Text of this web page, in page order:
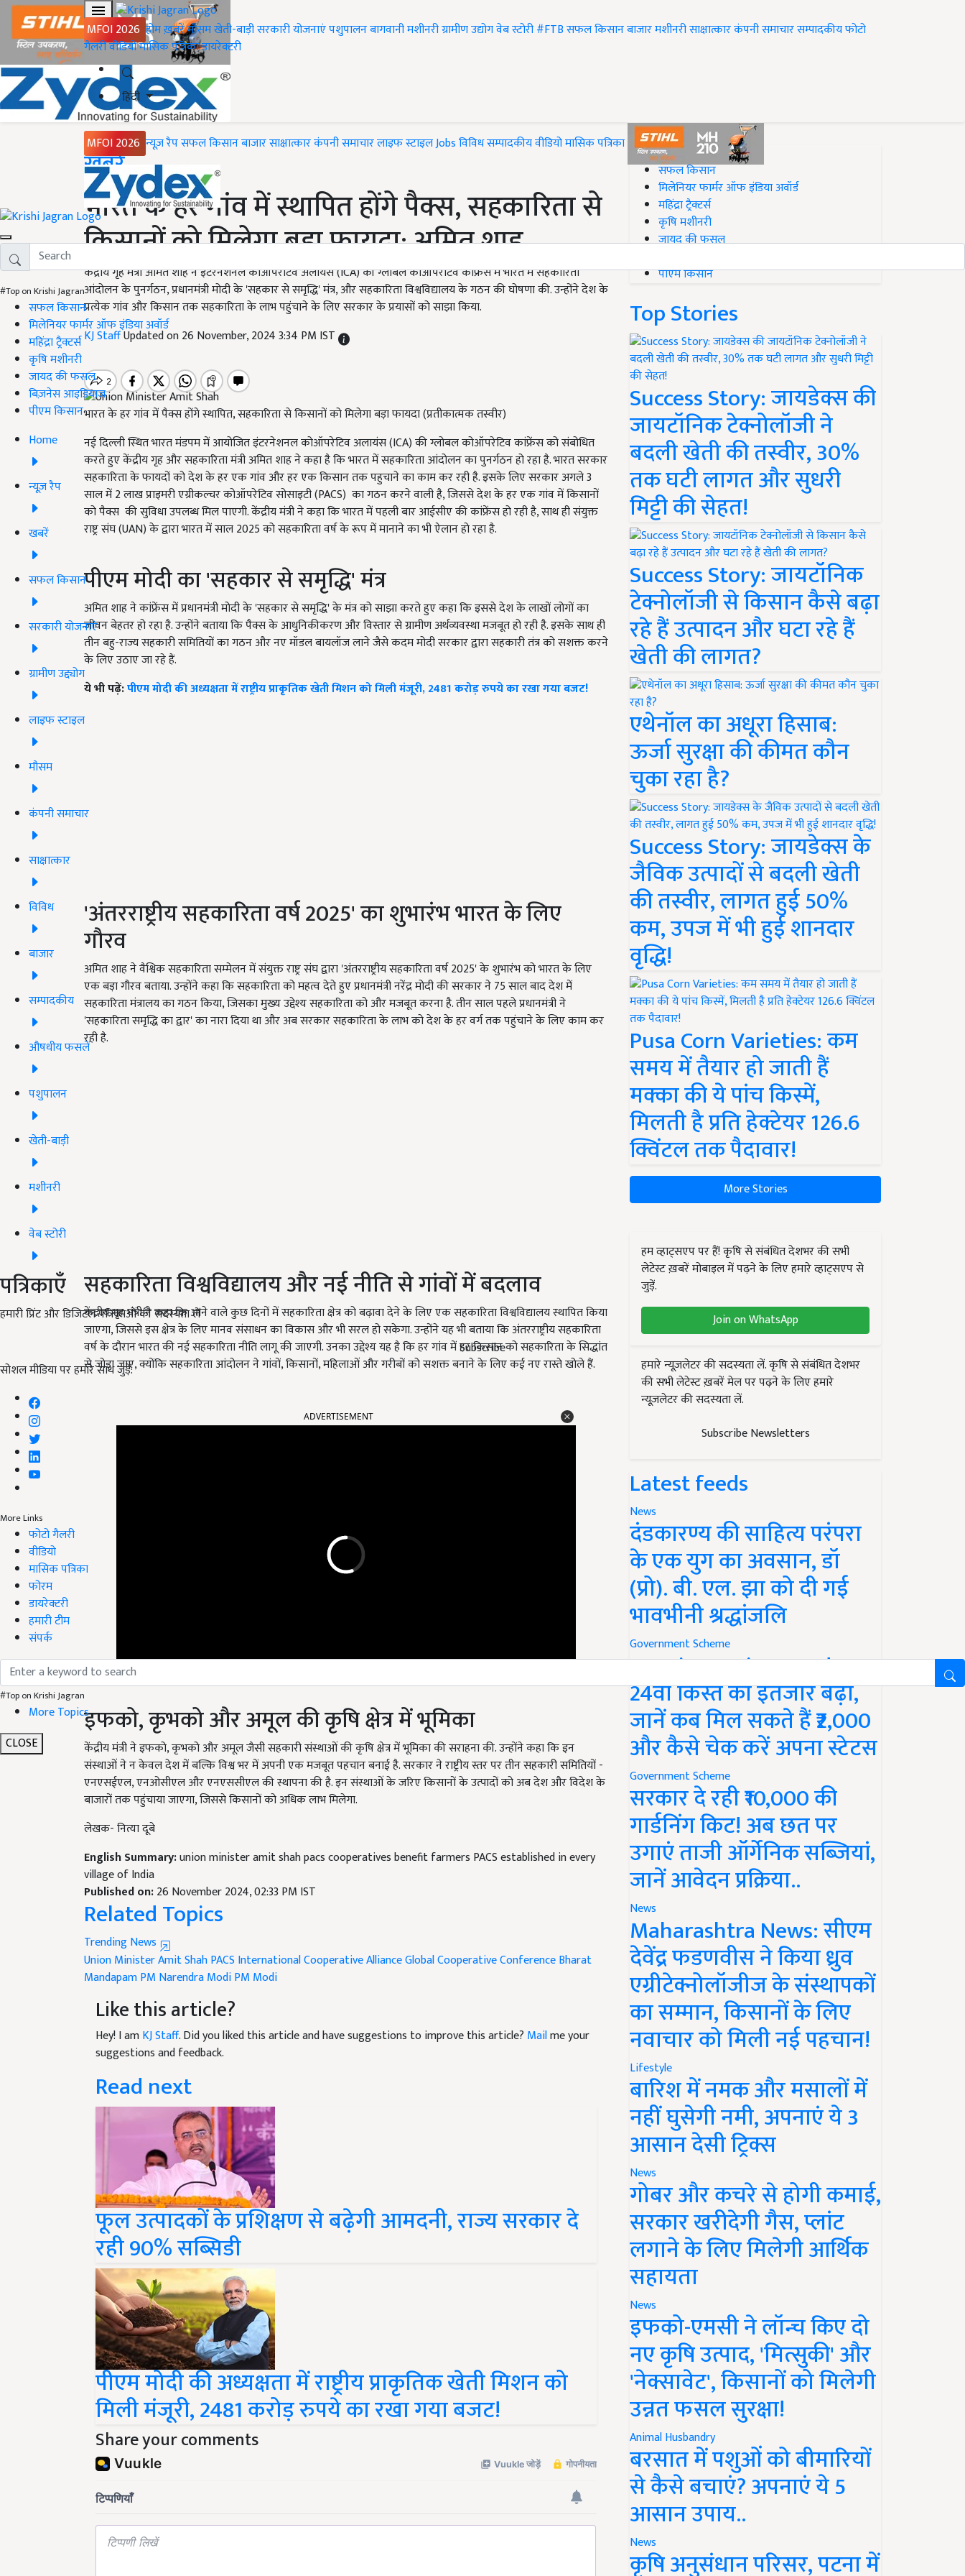
MFOI 2026 होमख़बरेंमौसमखेती-बाड़ीसरकारी योजनाएंपशुपालनबागवानीमशीनरीग्रामीण उद्योगवेब स्टोरी#FTBसफल किसानबाजारमशीनरीसाक्षात्कारकंपनी समाचारसम्पादकीयफोटो
गैलरीवीडियोमासिक पत्रिकाडायरेक्टरी
हिंदी
MFOI 2026 न्यूज़ रैपसफल किसानबाजारसाक्षात्कारकंपनी समाचारलाइफ स्टाइलJobsविविधसम्पादकीयवीडियोमासिक पत्रिका
#Top on Krishi Jagran
सफल किसान
मिलेनियर फार्मर ऑफ इंडिया अवॉर्ड
महिंद्रा ट्रैक्टर्स
कृषि मशीनरी
जायद की फसल
बिज़नेस आइडियाज
पीएम किसान
Home
न्यूज़ रैप
खबरें
सफल किसान
सरकारी योजनाएं
ग्रामीण उद्द्योग
लाइफ स्टाइल
मौसम
कंपनी समाचार
साक्षात्कार
विविध
बाजार
सम्पादकीय
औषधीय फसलें
पशुपालन
खेती-बाड़ी
मशीनरी
वेब स्टोरी
पत्रिकाएँ
हमारी प्रिंट और डिजिटल पत्रिकाओं की सदस्यता लें
Subscribe
सोशल मीडिया पर हमारे साथ जुड़ें:
More Links
फोटो गैलरी
वीडियो
मासिक पत्रिका
फोरम
डायरेक्टरी
हमारी टीम
संपर्क
#Top on Krishi Jagran
More Topics
CLOSE
Home
ख़बरें
भारत के हर गांव में स्थापित होंगे पैक्स, सहकारिता से
किसानों को मिलेगा बड़ा फायदा: अमित शाह
केंद्रीय गृह मंत्री अमित शाह ने इंटरनेशनल कोऑपरेटिव अलायंस (ICA) की ग्लोबल कोऑपरेटिव कांफ्रेंस में भारत में सहकारिता
आंदोलन के पुनर्गठन, प्रधानमंत्री मोदी के 'सहकार से समृद्धि' मंत्र, और सहकारिता विश्वविद्यालय के गठन की घोषणा की. उन्होंने देश के
प्रत्येक गांव और किसान तक सहकारिता के लाभ पहुंचाने के लिए सरकार के प्रयासों को साझा किया.
KJ StaffUpdated on 26 November, 2024 3:34 PM IST
भारत के हर गांव में पैक्स होंगे स्थापित, सहकारिता से किसानों को मिलेगा बड़ा फायदा (प्रतीकात्मक तस्वीर)
नई दिल्ली स्थ‍ित भारत मंडपम में आयोज‍ित इंटरनेशनल कोऑपरेटिव अलायंस (ICA) की ग्लोबल कोऑपरेटिव कांफ्रेंस को संबोधित
करते हुए केंद्रीय गृह और सहकारिता मंत्री अमित शाह ने कहा है कि भारत में सहकारिता आंदोलन का पुनर्गठन हो रहा है. भारत सरकार
सहकारिता के फायदों को देश के हर एक गांव और हर एक किसान तक पहुचाने का काम कर रही है. इसके लिए सरकार अगले 3
साल में 2 लाख प्राइमरी एग्रीकल्चर कोऑपरेटिव सोसाइटी (PACS) का गठन करने वाली है, जिससे देश के हर एक गांव में किसानों
को पैक्स की सुविधा उपलब्ध मिल पाएगी. केंद्रीय मंत्री ने कहा कि भारत में पहली बार आईसीए की कांफ्रेंस हो रही है, साथ ही संयुक्त
राष्ट्र संघ (UAN) के द्वारा भारत में साल 2025 को सहकारिता वर्ष के रूप में मानाने का भी ऐलान हो रहा है.
पीएम मोदी का 'सहकार से समृद्धि' मंत्र
अमित शाह ने कांफ्रेंस में प्रधानमंत्री मोदी के 'सहकार से समृद्धि' के मंत्र को साझा करते हुए कहा कि इससे देश के लाखों लोगों का
जीवन बेहतर हो रहा है. उन्होंने बताया कि पैक्स के आधुनिकीकरण और विस्तार से ग्रामीण अर्थव्यवस्था मजबूत हो रही है. इसके साथ ही
तीन बहु-राज्य सहकारी समितियों का गठन और नए मॉडल बायलॉज लाने जैसे कदम मोदी सरकार द्वारा सहकारी तंत्र को सशक्त करने
के लिए उठाए जा रहे हैं.
ये भी पढ़ें:पीएम मोदी की अध्यक्षता में राष्ट्रीय प्राकृतिक खेती मिशन को मिली मंजूरी, 2481 करोड़ रुपये का रखा गया बजट!
'अंतरराष्ट्रीय सहकारिता वर्ष 2025' का शुभारंभ भारत के लिए
गौरव
अमित शाह ने वैश्विक सहकारिता सम्मेलन में संयुक्त राष्ट्र संघ द्वारा 'अंतरराष्ट्रीय सहकारिता वर्ष 2025' के शुभारंभ को भारत के लिए
एक बड़ा गौरव बताया. उन्होंने कहा कि सहकारिता को महत्व देते हुए प्रधानमंत्री नरेंद्र मोदी की सरकार ने 75 साल बाद देश में
सहकारिता मंत्रालय का गठन किया, जिसका मुख्य उद्देश्य सहकारिता को और मजबूत करना है. तीन साल पहले प्रधानमंत्री ने
'सहकारिता समृद्धि का द्वार' का नारा दिया था और अब सरकार सहकारिता के लाभ को देश के हर वर्ग तक पहुंचाने के लिए काम कर
रही है.
सहकारिता विश्वविद्यालय और नई नीति से गांवों में बदलाव
केंद्रीय गृह मंत्री ने कहा कि आने वाले कुछ दिनों में सहकारिता क्षेत्र को बढ़ावा देने के लिए एक सहकारिता विश्वविद्यालय स्थापित किया
जाएगा, जिससे इस क्षेत्र के लिए मानव संसाधन का विकास और भी सरल हो सकेगा. उन्होंने यह भी बताया कि अंतरराष्ट्रीय सहकारिता
वर्ष के दौरान भारत की नई सहकारिता नीति लागू की जाएगी. उनका उद्देश्य यह है कि हर गांव में हर किसान को सहकारिता के सिद्धांत
से जोड़ा जाए, क्योंकि सहकारिता आंदोलन ने गांवों, किसानों, महिलाओं और गरीबों को सशक्त बनाने के लिए कई नए रास्ते खोले हैं.
ADVERTISEMENT
इफको, कृभको और अमूल की कृषि क्षेत्र में भूमिका
केंद्रीय मंत्री ने इफको, कृभको और अमूल जैसी सहकारी संस्थाओं की कृषि क्षेत्र में भूमिका की सराहना की. उन्होंने कहा कि इन
संस्थाओं ने न केवल देश में बल्कि विश्व भर में अपनी एक मजबूत पहचान बनाई है. सरकार ने राष्ट्रीय स्तर पर तीन सहकारी समितियों -
एनएसईएल, एनओसीएल और एनएससीएल की स्थापना की है. इन संस्थाओं के जरिए किसानों के उत्पादों को अब देश और विदेश के
बाजारों तक पहुंचाया जाएगा, जिससे किसानों को अधिक लाभ मिलेगा.
लेखक- नित्या दूबे
English Summary:union minister amit shah pacs cooperatives benefit farmers PACS established in every
village of India
Published on:26 November 2024, 02:33 PM IST
Related Topics
Trending News
Union Minister Amit ShahPACS International Cooperative AllianceGlobal Cooperative ConferenceBharat
MandapamPM Narendra ModiPM Modi
Like this article?
Hey! I amKJ Staff. Did you liked this article and have suggestions to improve this article? Mailme your
suggestions and feedback.
Read next
फूल उत्पादकों के प्रशिक्षण से बढ़ेगी आमदनी, राज्य सरकार दे
रही 90% सब्सिडी
पीएम मोदी की अध्यक्षता में राष्ट्रीय प्राकृतिक खेती मिशन को
मिली मंजूरी, 2481 करोड़ रुपये का रखा गया बजट!
Share your comments
#Top on Krishi Jagran
सफल किसान
मिलेनियर फार्मर ऑफ इंडिया अवॉर्ड
महिंद्रा ट्रैक्टर्स
कृषि मशीनरी
जायद की फसल
पीएम किसान
Top Stories
Success Story: जायडेक्स की
जायटॉनिक टेक्नोलॉजी ने
बदली खेती की तस्वीर, 30%
तक घटी लागत और सुधरी
मिट्टी की सेहत!
Success Story: जायटॉनिक
टेक्नोलॉजी से किसान कैसे बढ़ा
रहे हैं उत्पादन और घटा रहे हैं
खेती की लागत?
एथेनॉल का अधूरा हिसाब:
ऊर्जा सुरक्षा की कीमत कौन
चुका रहा है?
Success Story: जायडेक्स के
जैविक उत्पादों से बदली खेती
की तस्वीर, लागत हुई 50%
कम, उपज में भी हुई शानदार
वृद्धि!
Pusa Corn Varieties: कम
समय में तैयार हो जाती हैं
मक्का की ये पांच किस्में,
मिलती है प्रति हेक्टेयर 126.6
क्विंटल तक पैदावार!
More Stories
हम व्हाट्सएप पर हैं! कृषि से संबंधित देशभर की सभी
लेटेस्ट ख़बरें मोबाइल में पढ़ने के लिए हमारे व्हाट्सएप से
जुड़ें.
Join on WhatsApp
हमारे न्यूज़लेटर की सदस्यता लें. कृषि से संबंधित देशभर
की सभी लेटेस्ट ख़बरें मेल पर पढ़ने के लिए हमारे
न्यूज़लेटर की सदस्यता लें.
Subscribe Newsletters
Latest feeds
News
दंडकारण्य की साहित्य परंपरा
के एक युग का अवसान, डॉ
(प्रो). बी. एल. झा को दी गई
भावभीनी श्रद्धांजलि
Government Scheme
PM Kisan Yojana Update:
24वीं किस्त का इंतजार बढ़ा,
जानें कब मिल सकते हैं ₹2,000
और कैसे चेक करें अपना स्टेटस
Government Scheme
सरकार दे रही ₹10,000 की
गार्डनिंग किट! अब छत पर
उगाएं ताजी ऑर्गेनिक सब्जियां,
जानें आवेदन प्रक्रिया..
News
Maharashtra News: सीएम
देवेंद्र फडणवीस ने किया ध्रुव
एग्रीटेक्नोलॉजीज के संस्थापकों
का सम्मान, किसानों के लिए
नवाचार को मिली नई पहचान!
Lifestyle
बारिश में नमक और मसालों में
नहीं घुसेगी नमी, अपनाएं ये 3
आसान देसी ट्रिक्स
News
गोबर और कचरे से होगी कमाई,
सरकार खरीदेगी गैस, प्लांट
लगाने के लिए मिलेगी आर्थिक
सहायता
News
इफको-एमसी ने लॉन्च किए दो
नए कृषि उत्पाद, 'मित्सुकी' और
'नेक्सावेट', किसानों को मिलेगी
उन्नत फसल सुरक्षा!
Animal Husbandry
बरसात में पशुओं को बीमारियों
से कैसे बचाएं? अपनाएं ये 5
आसान उपाय..
News
कृषि अनुसंधान परिसर, पटना में